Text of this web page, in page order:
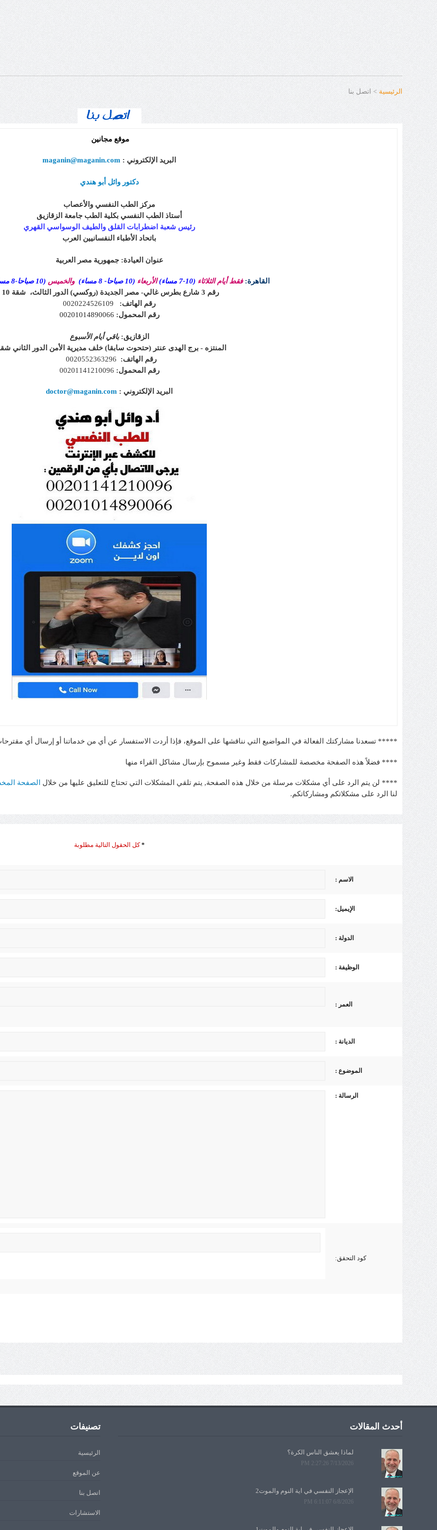
الرئيسية > اتصل بنا
موقع مجانين
البريد الإلكتروني :
maganin@maganin.com
دكتور وائل أبو هندي
مركز الطب النفسي والأعصاب
أستاذ الطب النفسي بكلية الطب جامعة الزقازيق
رئيس شعبة اضطرابات القلق والطيف الوسواسي القهري
باتحاد الأطباء النفسانيين العرب
عنوان العيادة: جمهورية مصر العربية
القاهرة:فقط أيام الثلاثاء (7-10 مساء) الأربعاء (10 صباحا- 8 مساء) والخميس (10 صباحا-8 مساء)
رقم 3 شارع بطرس غالي- مصر الجديدة (روكسي) الدور الثالث،
شقة 10
رقم الهاتف:
0020224526109
رقم المحمول: 00201014890066
الزقازيق:باقي أيام الأسبوع
المنتزه - برج الهدى عنتر (حتحوت سابقا) خلف مديرية الأمن الدور الثاني
رقم الهاتف: 0020552363296
رقم المحمول: 00201141210096
البريد الإلكتروني :
doctor@maganin.com
***** تسعدنا مشاركتك الفعالة في المواضيع التي نناقشها على الموقع، فإذا أردت الاستفسار عن أي من خدماتنا أو إرسال أي
**** فضلاً هذه الصفحة مخصصة للمشاركات فقط وغير مسموح بإرسال مشاكل القراء منها
**** لن يتم الرد على أي مشكلات مرسلة من خلال هذه الصفحة, يتم تلقي المشكلات التي تحتاج للتعليق عليها من خلال
الصفحة
لنا الرد على مشكلاتكم ومشاركاتكم.
*كل الحقول التالية مطلوبة
الاسم :
الإيميل:
الدولة :
الوظيفة :
العمر :
الديانة :
الموضوع :
الرسالة :
كود التحقق:
أحدث المقالات
لماذا يعشق الناس الكرة؟
7/13/2026 2:27:26 PM
الإعجاز النفسي في آية النوم والموت2
6/8/2026 6:11:07 PM
تصنيفات
الرئيسية
عن الموقع
اتصل بنا
الاستشارات